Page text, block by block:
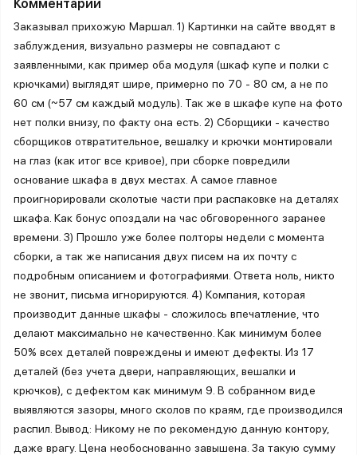
Комментарий
Заказывал прихожую Маршал. 1) Картинки на сайте вводят в
заблуждения, визуально размеры не совпадают с
заявленными, как пример оба модуля (шкаф купе и полки с
крючками) выглядят шире, примерно по 70 - 80 см, а не по
60 см (~57 см каждый модуль). Так же в шкафе купе на фото
нет полки внизу, по факту она есть. 2) Сборщики - качество
сборщиков отвратительное, вешалку и крючки монтировали
на глаз (как итог все кривое), при сборке повредили
основание шкафа в двух местах. А самое главное
проигнорировали сколотые части при распаковке на деталях
шкафа. Как бонус опоздали на час обговоренного заранее
времени. 3) Прошло уже более полторы недели с момента
сборки, а так же написания двух писем на их почту с
подробным описанием и фотографиями. Ответа ноль, никто
не звонит, письма игнорируются. 4) Компания, которая
производит данные шкафы - сложилось впечатление, что
делают максимально не качественно. Как минимум более
50% всех деталей повреждены и имеют дефекты. Из 17
деталей (без учета двери, направляющих, вешалки и
крючков), с дефектом как минимум 9. В собранном виде
выявляются зазоры, много сколов по краям, где производился
распил. Вывод: Никому не по рекомендую данную контору,
даже врагу. Цена необоснованно завышена. За такую сумму